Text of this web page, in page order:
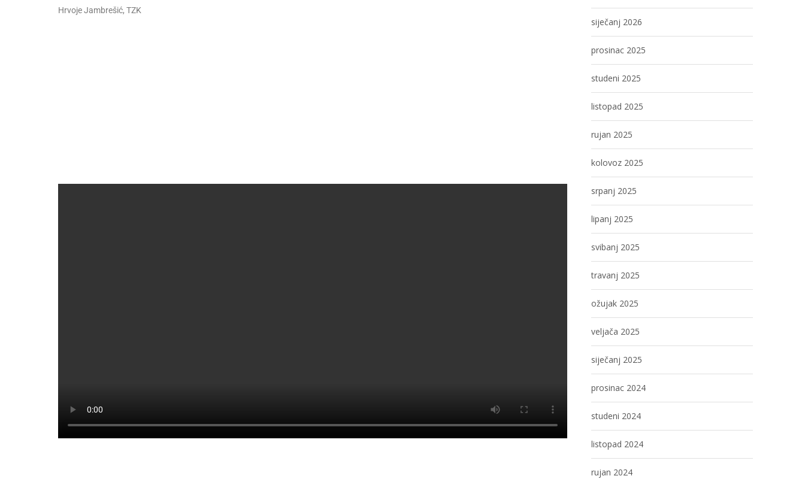
Hrvoje Jambrešić, TZK
siječanj 2026
prosinac 2025
studeni 2025
listopad 2025
rujan 2025
kolovoz 2025
srpanj 2025
lipanj 2025
svibanj 2025
travanj 2025
ožujak 2025
veljača 2025
siječanj 2025
prosinac 2024
studeni 2024
listopad 2024
rujan 2024